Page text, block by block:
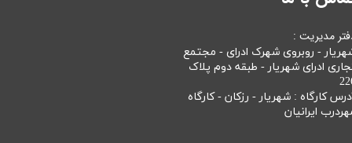
مدیریت :
- روبروی شهرک ادرای - مجتمع
ادرای شهریار - طبقه دوم پلاک
کارگاه : شهریار - رزکان - کارگاه
ایرانیان